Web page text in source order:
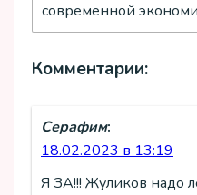
современной
Комментарии:
Серафим:
18.02.2023 в 13:19
Я ЗА!!! Жуликов надо